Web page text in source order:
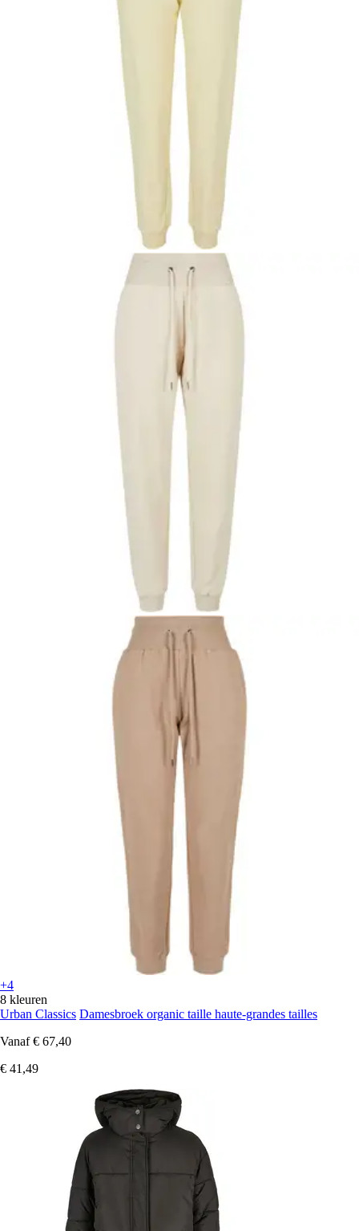
+4
8 kleuren
Urban Classics Damesbroek organic taille haute-grandes tailles
Vanaf € 67,40
€ 41,49